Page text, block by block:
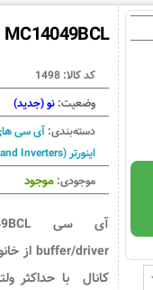
MC14049BCL
کد کالا: 1498
وضعیت: نو (جدید)
دسته‌بندی: آی سی
اینورتر (Logic Gates and Inverters)
موجودی: موجود